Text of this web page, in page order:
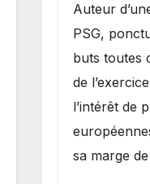
Auteur
PSG,
buts toutes
de
l’intérêt de
sa marge